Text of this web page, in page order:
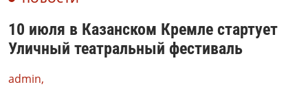
10 июля в Казанском Кремле стартует
Уличный театральный фестиваль
admin,